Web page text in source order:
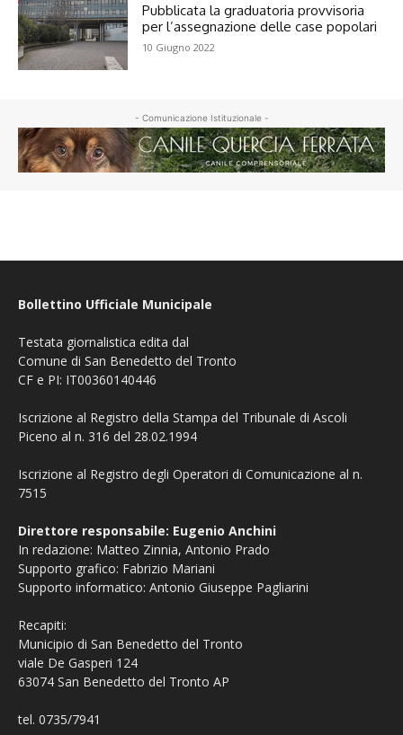
Pubblicata la graduatoria provvisoria
per l’assegnazione delle case popolari
10 Giugno 2022
- Comunicazione Istituzionale -
Bollettino Ufficiale Municipale
Testata giornalistica edita dal
Comune di San Benedetto del Tronto
CF e PI: IT00360140446
Iscrizione al Registro della Stampa del Tribunale di Ascoli
Piceno al n. 316 del 28.02.1994
Iscrizione al Registro degli Operatori di Comunicazione al n.
7515
Direttore responsabile: Eugenio Anchini
In redazione: Matteo Zinnia, Antonio Prado
Supporto grafico: Fabrizio Mariani
Supporto informatico: Antonio Giuseppe Pagliarini
Recapiti:
Municipio di San Benedetto del Tronto
viale De Gasperi 124
63074 San Benedetto del Tronto AP
tel. 0735/7941